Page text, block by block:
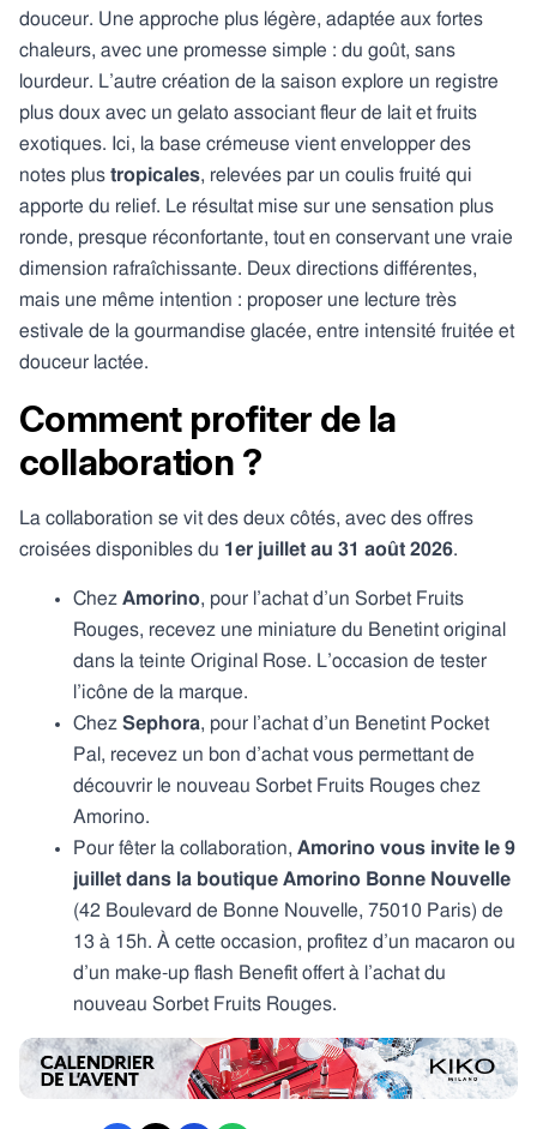
douceur. Une approche plus légère, adaptée aux fortes
chaleurs, avec une promesse simple : du goût, sans
lourdeur. L’autre création de la saison explore un registre
plus doux avec un gelato associant fleur de lait et fruits
exotiques. Ici, la base crémeuse vient envelopper des
notes plus tropicales, relevées par un coulis fruité qui
apporte du relief. Le résultat mise sur une sensation plus
ronde, presque réconfortante, tout en conservant une vraie
dimension rafraîchissante. Deux directions différentes,
mais une même intention : proposer une lecture très
estivale de la gourmandise glacée, entre intensité fruitée et
douceur lactée.
Comment profiter de la
collaboration ?
La collaboration se vit des deux côtés, avec des offres
croisées disponibles du 1er juillet au 31 août 2026.
Chez Amorino, pour l’achat d’un Sorbet Fruits
Rouges, recevez une miniature du Benetint original
dans la teinte Original Rose. L’occasion de tester
l’icône de la marque.
Chez Sephora, pour l’achat d’un Benetint Pocket
Pal, recevez un bon d’achat vous permettant de
découvrir le nouveau Sorbet Fruits Rouges chez
Amorino.
Pour fêter la collaboration, Amorino vous invite le 9
juillet dans la boutique Amorino Bonne Nouvelle
(42 Boulevard de Bonne Nouvelle, 75010 Paris) de
13 à 15h. À cette occasion, profitez d’un macaron ou
d’un make-up flash Benefit offert à l’achat du
nouveau Sorbet Fruits Rouges.